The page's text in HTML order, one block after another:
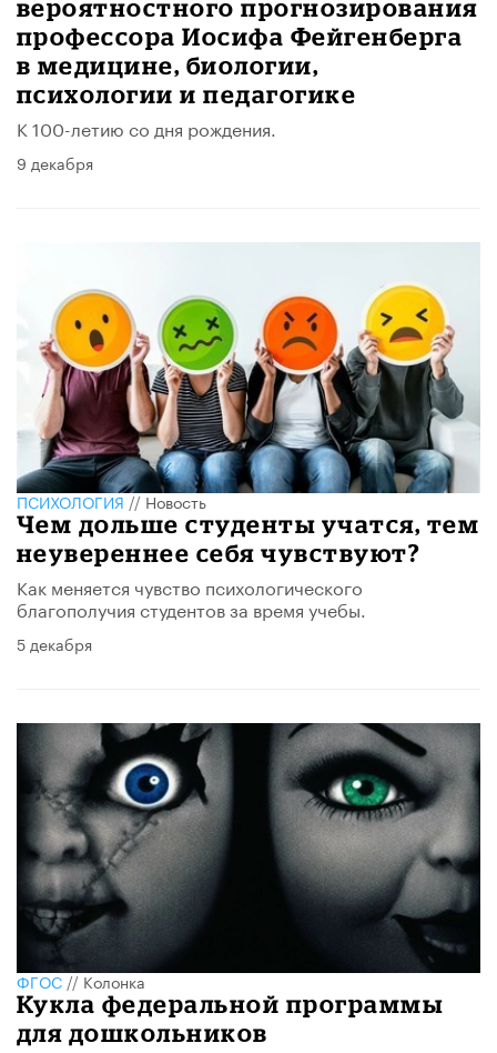
вероятностного прогнозирования
профессора Иосифа Фейгенберга
в медицине, биологии,
психологии и педагогике
К 100-летию со дня рождения.
9 декабря
ПСИХОЛОГИЯ//Новость
Чем дольше студенты учатся, тем
неувереннее себя чувствуют?
Как меняется чувство психологического
благополучия студентов за время учебы.
5 декабря
ФГОС//Колонка
Кукла федеральной программы
для дошкольников